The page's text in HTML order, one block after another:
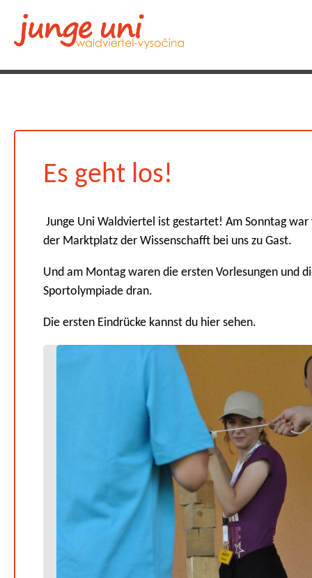
Es geht los!
Junge Uni Waldviertel ist gestartet! Am Sonntag
der Marktplatz der Wissenschafft bei uns zu Gast.
Und am Montag waren die ersten Vorlesungen und
Sportolympiade dran.
Die ersten Eindrücke kannst du hier sehen.